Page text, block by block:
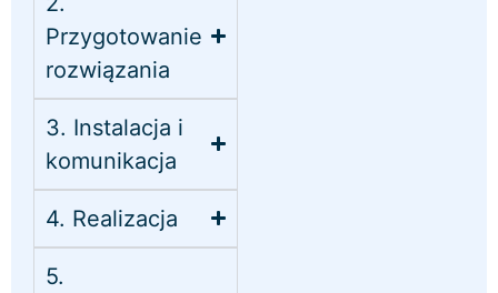
Przygotowanie
rozwiązania
3. Instalacja i
komunikacja
4. Realizacja
5.